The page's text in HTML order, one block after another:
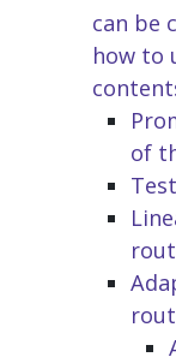
can be
how to
of
Test